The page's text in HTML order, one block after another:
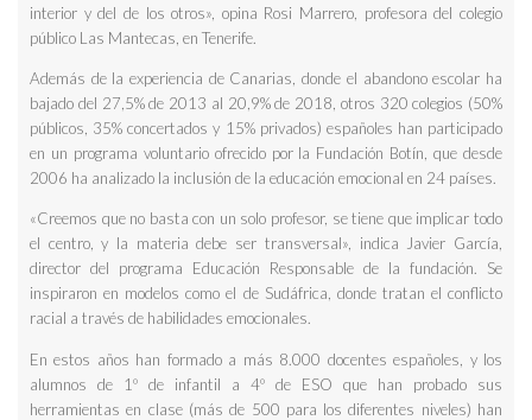
interior y del de los otros», opina Rosi Marrero, profesora del colegio
público Las Mantecas, en Tenerife.
Además de la experiencia de Canarias, donde el abandono escolar ha
bajado del 27,5% de 2013 al 20,9% de 2018, otros 320 colegios (50%
públicos, 35% concertados y 15% privados) españoles han participado
en un programa voluntario ofrecido por la Fundación Botín, que desde
2006 ha analizado la inclusión de la educación emocional en 24 países.
«Creemos que no basta con un solo profesor, se tiene que implicar todo
el centro, y la materia debe ser transversal», indica Javier García,
director del programa Educación Responsable de la fundación. Se
inspiraron en modelos como el de Sudáfrica, donde tratan el conflicto
racial a través de habilidades emocionales.
En estos años han formado a más 8.000 docentes españoles, y los
alumnos de 1º de infantil a 4º de ESO que han probado sus
herramientas en clase (más de 500 para los diferentes niveles) han